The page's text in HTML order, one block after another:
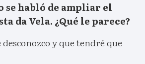
se habló de ampliar el
da Vela. ¿Qué le parece?
y que tendré que